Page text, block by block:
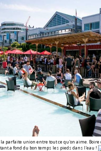
parfaite union entre tout ce qu'on aime. Boire
a fond du bon temps les pieds dans l'eau !